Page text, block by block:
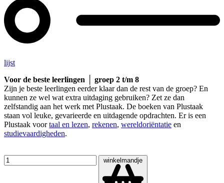
lijst
Voor de beste leerlingen │ groep 2 t/m 8
Zijn je beste leerlingen eerder klaar dan de rest van de groep? En
kunnen ze wel wat extra uitdaging gebruiken? Zet ze dan
zelfstandig aan het werk met Plustaak. De boeken van Plustaak
staan vol leuke, gevarieerde en uitdagende opdrachten. Er is een
Plustaak voortaal en lezen, rekenen, wereldoriëntatie en
studievaardigheden.
winkelmandje